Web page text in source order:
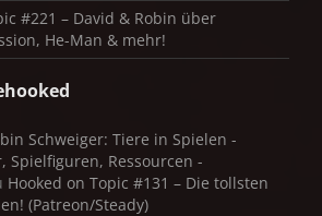
#221 – David & Robin über
He-Man & mehr!
Schweiger: Tiere in Spielen -
Spielfiguren, Ressourcen -
Hooked on Topic #131 – Die tollsten
(Patreon/Steady)